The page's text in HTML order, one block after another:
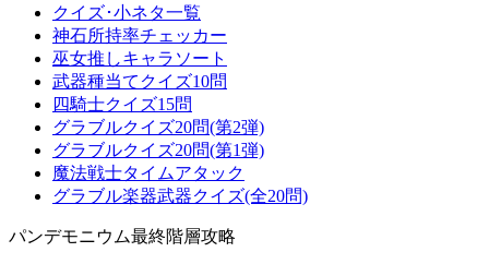
クイズ･小ネタ一覧
神石所持率チェッカー
巫女推しキャラソート
武器種当てクイズ10問
四騎士クイズ15問
グラブルクイズ20問(第2弾)
グラブルクイズ20問(第1弾)
魔法戦士タイムアタック
グラブル楽器武器クイズ(全20問)
パンデモニウム最終階層攻略